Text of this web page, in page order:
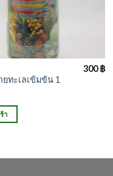
ยทะเลเข้มข้น 1
300฿
า